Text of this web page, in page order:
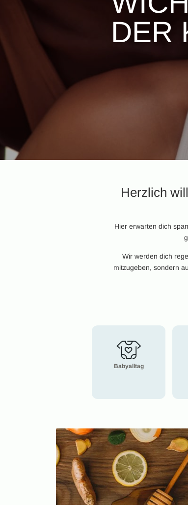
DER
Herzlich
Hier erwarten dich
Wir werden dich
mitzugeben, sondern
Babyalltag